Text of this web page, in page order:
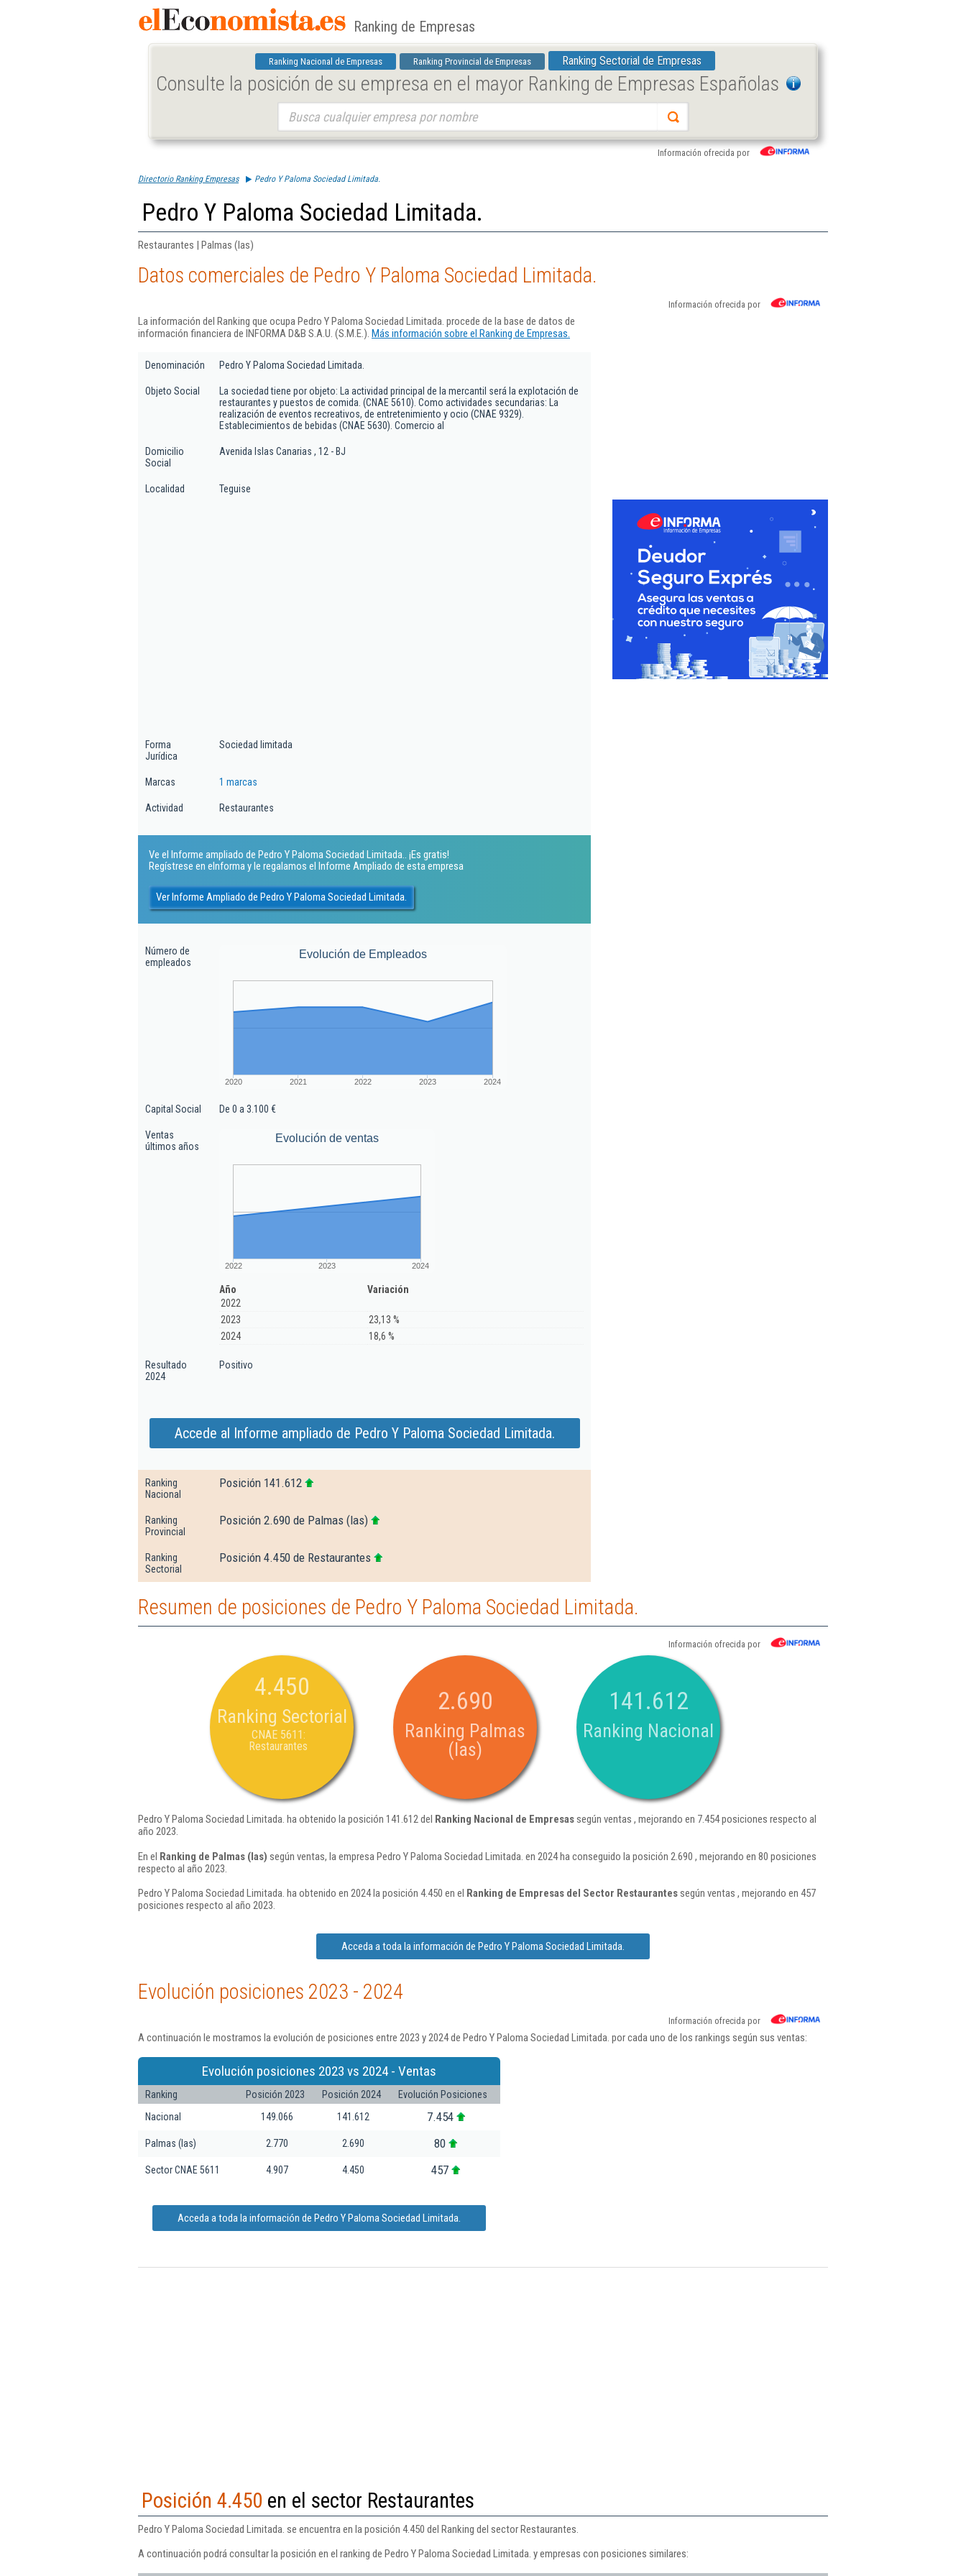
Ranking de Empresas
Ranking Nacional de Empresas Ranking Provincial de Empresas Ranking Sectorial de Empresas
Consulte la posición de su empresa en el mayor Ranking de Empresas Españolas
Información ofrecida por
Directorio Ranking Empresas Pedro Y Paloma Sociedad Limitada.
Pedro Y Paloma Sociedad Limitada.
Restaurantes | Palmas (las)
Datos comerciales de Pedro Y Paloma Sociedad Limitada.
Información ofrecida por
La información del Ranking que ocupa Pedro Y Paloma Sociedad Limitada. procede de la base de datos de
información financiera de INFORMA D&B S.A.U. (S.M.E.). Más información sobre el Ranking de Empresas.
Denominación Pedro Y Paloma Sociedad Limitada.
Objeto Social
La sociedad tiene por objeto: La actividad principal de la mercantil será la explotación de
restaurantes y puestos de comida. (CNAE 5610). Como actividades secundarias: La
realización de eventos recreativos, de entretenimiento y ocio (CNAE 9329).
Establecimientos de bebidas (CNAE 5630). Comercio al
Domicilio
Social
Avenida Islas Canarias , 12 - BJ
Localidad Teguise
Forma
Jurídica
Sociedad limitada
Marcas 1 marcas
Actividad Restaurantes
Ve el Informe ampliado de Pedro Y Paloma Sociedad Limitada.. ¡Es gratis!
Regístrese en eInforma y le regalamos el Informe Ampliado de esta empresa
Ver Informe Ampliado de Pedro Y Paloma Sociedad Limitada.
Número de
empleados
Evolución de Empleados
2020 2021 2022 2023 2024
Capital Social De 0 a 3.100 €
Ventas
últimos años
Evolución de ventas
2022 2023 2024
Año
Variación
2022
2023
23,13 %
2024
18,6 %
Resultado
2024
Positivo
Accede al Informe ampliado de Pedro Y Paloma Sociedad Limitada.
Ranking
Nacional
Posición 141.612
Ranking
Provincial
Posición 2.690 de Palmas (las)
Ranking
Sectorial
Posición 4.450 de Restaurantes
Resumen de posiciones de Pedro Y Paloma Sociedad Limitada.
Información ofrecida por
4.450
Ranking Sectorial
CNAE 5611:
Restaurantes
2.690
Ranking Palmas
(las)
141.612
Ranking Nacional
Pedro Y Paloma Sociedad Limitada. ha obtenido la posición 141.612 del Ranking Nacional de Empresassegún ventas , mejorando en 7.454 posiciones respecto al
año 2023.
En el Ranking de Palmas (las) según ventas, la empresa Pedro Y Paloma Sociedad Limitada. en 2024 ha conseguido la posición 2.690 , mejorando en 80 posiciones
respecto al año 2023.
Pedro Y Paloma Sociedad Limitada. ha obtenido en 2024 la posición 4.450 en el Ranking de Empresas del Sector Restaurantessegún ventas , mejorando en 457
posiciones respecto al año 2023.
Acceda a toda la información de Pedro Y Paloma Sociedad Limitada.
Evolución posiciones 2023 - 2024
Información ofrecida por
A continuación le mostramos la evolución de posiciones entre 2023 y 2024 de Pedro Y Paloma Sociedad Limitada. por cada uno de los rankings según sus ventas:
Evolución posiciones 2023 vs 2024 - Ventas
Ranking Posición 2023 Posición 2024
Evolución Posiciones
Nacional
149.066 141.612 7.454
Palmas (las) 2.770 2.690 80
Sector CNAE 5611 4.907 4.450 457
Acceda a toda la información de Pedro Y Paloma Sociedad Limitada.
Posición 4.450 en el sector Restaurantes
Pedro Y Paloma Sociedad Limitada. se encuentra en la posición 4.450 del Ranking del sector Restaurantes.
A continuación podrá consultar la posición en el ranking de Pedro Y Paloma Sociedad Limitada. y empresas con posiciones similares: